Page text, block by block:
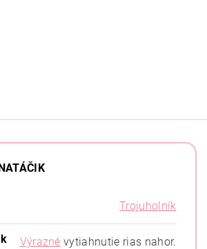
Trojuholník
Výrazné vytiahnutie rias nahor.